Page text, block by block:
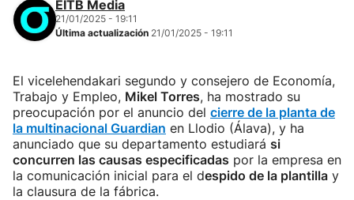
EITB Media
21/01/2025 - 19:11
Última actualización 21/01/2025 - 19:11
El vicelehendakari segundo y consejero de Economía,
Trabajo y Empleo, Mikel Torres, ha mostrado su
preocupación por el anuncio del cierre de la planta de
la multinacional Guardian en Llodio (Álava), y ha
anunciado que su departamento estudiará si
concurren las causas especificadas por la empresa en
la comunicación inicial para el despido de la plantilla y
la clausura de la fábrica.